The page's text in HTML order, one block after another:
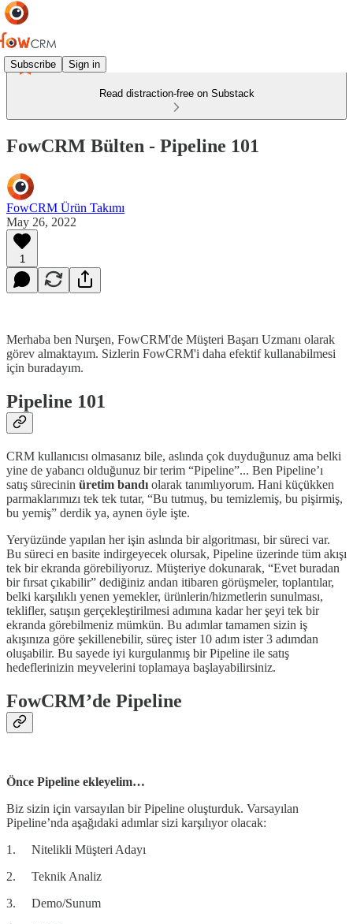
Subscribe Sign in
Read distraction-free on Substack
FowCRM Bülten - Pipeline 101
FowCRM Ürün Takımı
May 26, 2022
1
Merhaba ben Nurşen, FowCRM'de Müşteri Başarı Uzmanı olarak
görev almaktayım. Sizlerin FowCRM'i daha efektif kullanabilmesi
için buradayım.
Pipeline 101
CRM kullanıcısı olmasanız bile, aslında çok duyduğunuz ama belki
yine de yabancı olduğunuz bir terim “Pipeline”... Ben Pipeline’ı
satış sürecinin üretim bandı olarak tanımlıyorum. Hani küçükken
parmaklarımızı tek tek tutar, “Bu tutmuş, bu temizlemiş, bu pişirmiş,
bu yemiş” derdik ya, aynen öyle işte.
Yeryüzünde yapılan her işin aslında bir algoritması, bir süreci var.
Bu süreci en basite indirgeyecek olursak, Pipeline üzerinde tüm akışı
tek bir ekranda görebiliyoruz. Müşteriye dokunarak, “Evet buradan
bir fırsat çıkabilir” dediğiniz andan itibaren görüşmeler, toplantılar,
belki karşılıklı yenen yemekler, ürünlerin/hizmetlerin sunulması,
teklifler, satışın gerçekleştirilmesi adımına kadar her şeyi tek bir
ekranda görebilmeniz mümkün. Bu adımlar tamamen sizin iş
akışınıza göre şekillenebilir, süreç ister 10 adım ister 3 adımdan
oluşabilir. Bu sayede iyi kurgulanmış bir Pipeline ile satış
hedeflerinizin meyvelerini toplamaya başlayabilirsiniz.
FowCRM’de Pipeline
Önce Pipeline ekleyelim…
Biz sizin için varsayılan bir Pipeline oluşturduk. Varsayılan
Pipeline’nda aşağıdaki adımlar sizi karşılıyor olacak:
1. Nitelikli Müşteri Adayı
2. Teknik Analiz
3. Demo/Sunum